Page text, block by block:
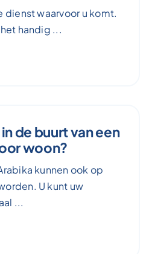
dienst waarvoor u komt.
handig ...
de buurt van een
woon?
kunnen ook op
U kunt uw
...